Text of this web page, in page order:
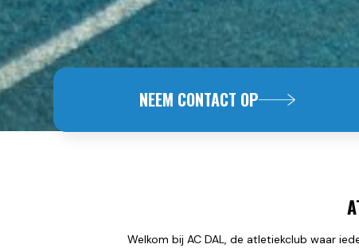
NEEM CONTACT OP
Welkom bij AC DAL, de atletiekclub waar